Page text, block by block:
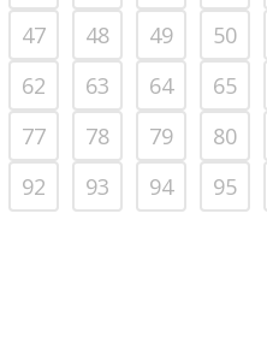
47 48 49 50
62 63 64 65
77 78 79 80
92 93 94 95